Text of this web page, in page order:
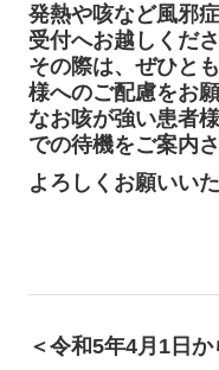
発熱や咳など風邪
受付へお越しくだ
その際は、ぜひと
様へのご配慮をお
なお咳が強い患者
での待機をご案内
よろしくお願いいた
＜令和5年4月1日